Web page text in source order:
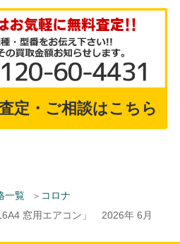
一覧
コロナ
窓用エアコン」 2026年 6月
定・ご相談はこちら